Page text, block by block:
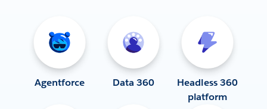
Agentforce Data 360
Headless 360
platform